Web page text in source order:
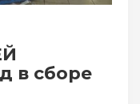
в сборе